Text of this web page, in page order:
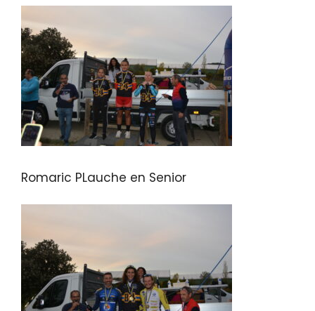
Romaric PLauche en Senior